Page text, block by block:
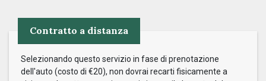
Contratto a distanza
Selezionando questo servizio in fase di prenotazione
dell'auto (costo di €20), non dovrai recarti fisicamente a